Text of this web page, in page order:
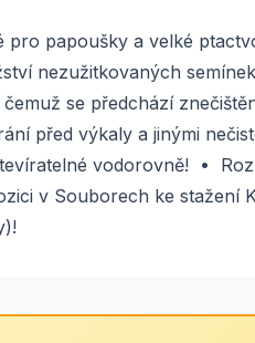
papoušky a velké
nezužitkovaných
se předchází
před výkaly a jinými
vodorovně! •
v Souborech ke